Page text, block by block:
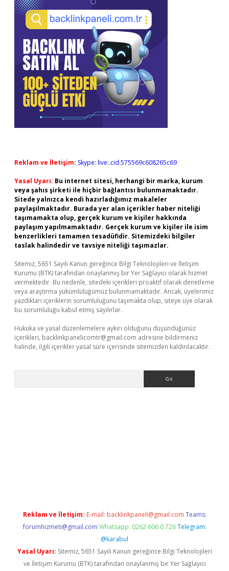
Reklam ve İletişim: Skype: live:.cid.575569c608265c69
Yasal Uyarı: Bu internet sitesi, herhangi bir marka, kurum
veya şahıs şirketi ile hiçbir bağlantısı bulunmamaktadır.
Sitede yalnızca kendi hazırladığımız makaleler
paylaşılmaktadır. Burada yer alan içerikler haber niteliği
taşımamakta olup, gerçek kurum ve kişiler hakkında
paylaşım yapılmamaktadır. Gerçek kurum ve kişiler ile isim
benzerlikleri tamamen tesadüfidir. Sitemizdeki bilgiler
taslak halindedir ve tavsiye niteliği taşımazlar.
Sitemiz, 5651 Sayılı Kanun gereğince Bilgi Teknolojileri ve İletişim
Kurumu (BTK) tarafından onaylanmış bir Yer Sağlayıcı olarak hizmet
vermektedir. Bu nedenle, sitedeki içerikleri proaktif olarak denetleme
veya araştırma yükümlülüğümüz bulunmamaktadır. Ancak, üyelerimiz
yazdıkları içeriklerin sorumluluğunu taşımakta olup, siteye üye olarak
bu sorumluluğu kabul etmiş sayılırlar.
Hukuka ve yasal düzenlemelere aykırı olduğunu düşündüğünüz
içerikleri, backlinkpanelicomtr@gmail.com adresine bildirmeniz
halinde, ilgili içerikler yasal süre içerisinde sitemizden kaldırılacaktır.
Reklam ve İletişim: E-mail: backlinkpaneli@gmail.com Teams:
forumhizmeti@gmail.com Whatsapp: 0262 606 0 726 Telegram:
@karabul
Yasal Uyarı: Sitemiz, 5651 Sayılı Kanun gereğince Bilgi Teknolojileri
ve İletişim Kurumu (BTK) tarafından onaylanmış bir Yer Sağlayıcı